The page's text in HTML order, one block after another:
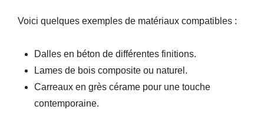
Voici quelques exemples de matériaux compatibles :
Dalles en béton de différentes finitions.
Lames de bois composite ou naturel.
Carreaux en grès cérame pour une touche
contemporaine.